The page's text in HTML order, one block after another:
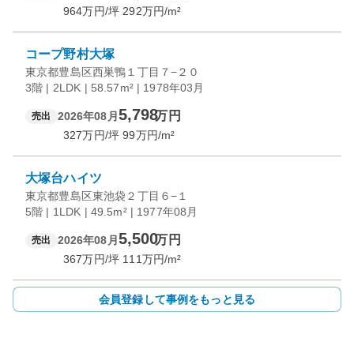
964万円/坪 292万円/m²
コープ野村大塚
東京都豊島区西巣鴨１丁目７−２０
3階 | 2LDK | 58.57m² | 1978年03月
売出 2026年08月 5,798万円
327万円/坪 99万円/m²
大塚台ハイツ
東京都豊島区東池袋２丁目６−１
5階 | 1LDK | 49.5m² | 1977年08月
売出 2026年08月 5,500万円
367万円/坪 111万円/m²
会員登録して事例をもっと見る